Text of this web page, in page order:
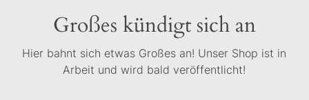
Großes kündigt sich an
Hier bahnt sich etwas Großes an! Unser Shop ist in
Arbeit und wird bald veröffentlicht!